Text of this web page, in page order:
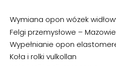
Wymiana opon wózek
Felgi przemysłowe –
Wypełnianie opon
Koła i rolki vulkollan